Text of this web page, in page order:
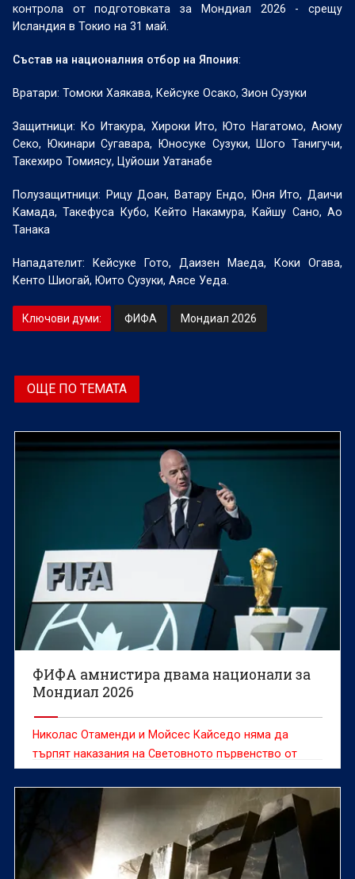
контрола от подготовката за Мондиал 2026 - срещу
Исландия в Токио на 31 май.
Състав на националния отбор на Япония:
Вратари: Томоки Хаякава, Кейсуке Осако, Зион Сузуки
Защитници: Ко Итакура, Хироки Ито, Юто Нагатомо, Аюму
Секо, Юкинари Сугавара, Юносуке Сузуки, Шого Танигучи,
Такехиро Томиясу, Цуйоши Уатанабе
Полузащитници: Рицу Доан, Ватару Ендо, Юня Ито, Даичи
Камада, Такефуса Кубо, Кейто Накамура, Кайшу Сано, Ао
Танака
Нападателит: Кейсуке Гото, Даизен Маеда, Коки Огава,
Кенто Шиогай, Юито Сузуки, Аясе Уеда.
Ключови думи: ФИФА Мондиал 2026
ОЩЕ ПО ТЕМАТА
ФИФА амнистира двама национали за
Мондиал 2026
Николас Отаменди и Мойсес Кайседо няма да
търпят наказания на Световното първенство от
квалификациите